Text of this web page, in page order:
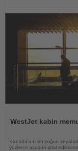
WestJet kabin
Kanada'nın en yoğun
yüzlerce uçuşun iptal